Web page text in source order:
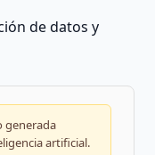
de datos y
generada
artificial.